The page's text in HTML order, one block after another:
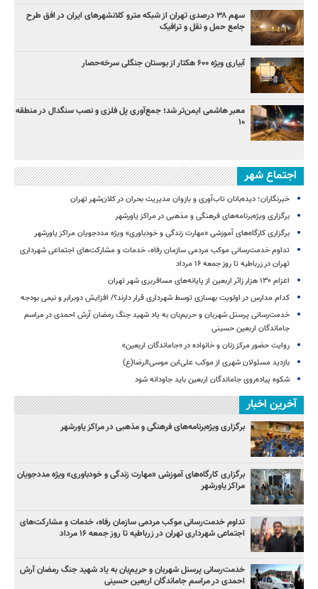
سهم ۳۸ درصدی تهران از شبکه مترو کلانشهرهای ایران در افق طرح
جامع حمل و نقل و ترافیک
آبیاری ویژه ۶۰۰ هکتار از بوستان جنگلی سرخه‌حصار
معبر هاشمی ایمن‌تر شد؛ جمع‌آوری پل فلزی و نصب سنگدال در منطقه
۱۰
اجتماع شهر
خبرنگاران؛ دیده‌بانان تاب‌آوری و بازوان مدیریت بحران در کلان‌شهر تهران
برگزاری ویژه‌برنامه‌های فرهنگی و مذهبی در مراکز یاورشهر
برگزاری کارگاه‌های آموزشی «مهارت زندگی و خودباوری» ویژه مددجویان مراکز یاورشهر
تداوم خدمت‌رسانی موکب مردمی سازمان رفاه، خدمات و مشارکت‌های اجتماعی شهرداری
تهران در زرباطیه تا روز جمعه ۱۶ مرداد
اعزام ۱۳۰ هزار زائر اربعین از پایانه‌های مسافربری شهر تهران
کدام مدارس در اولویت بهسازی توسط شهرداری قرار دارند؟/ افزایش دوبرابر و نیمی بودجه
خدمت‌رسانی پرسنل شهربان و حریم‌بان به یاد شهید جنگ رمضان آرش احمدی در مراسم
جاماندگان اربعین حسینی
روایت حضور مرکز زنان و خانواده در «جاماندگان اربعین»
بازدید مسئولان شهری از موکب علی‌ابن موسی‌الرضا(ع)
شکوه پیاده‌روی جاماندگان اربعین باید جاودانه شود
آخرین اخبار
برگزاری ویژه‌برنامه‌های فرهنگی و مذهبی در مراکز یاورشهر
برگزاری کارگاه‌های آموزشی «مهارت زندگی و خودباوری» ویژه مددجویان
مراکز یاورشهر
تداوم خدمت‌رسانی موکب مردمی سازمان رفاه، خدمات و مشارکت‌های
اجتماعی شهرداری تهران در زرباطیه تا روز جمعه ۱۶ مرداد
خدمت‌رسانی پرسنل شهربان و حریم‌بان به یاد شهید جنگ رمضان آرش
احمدی در مراسم جاماندگان اربعین حسینی